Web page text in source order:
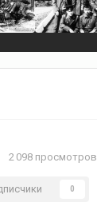
2 098 просмотров
0